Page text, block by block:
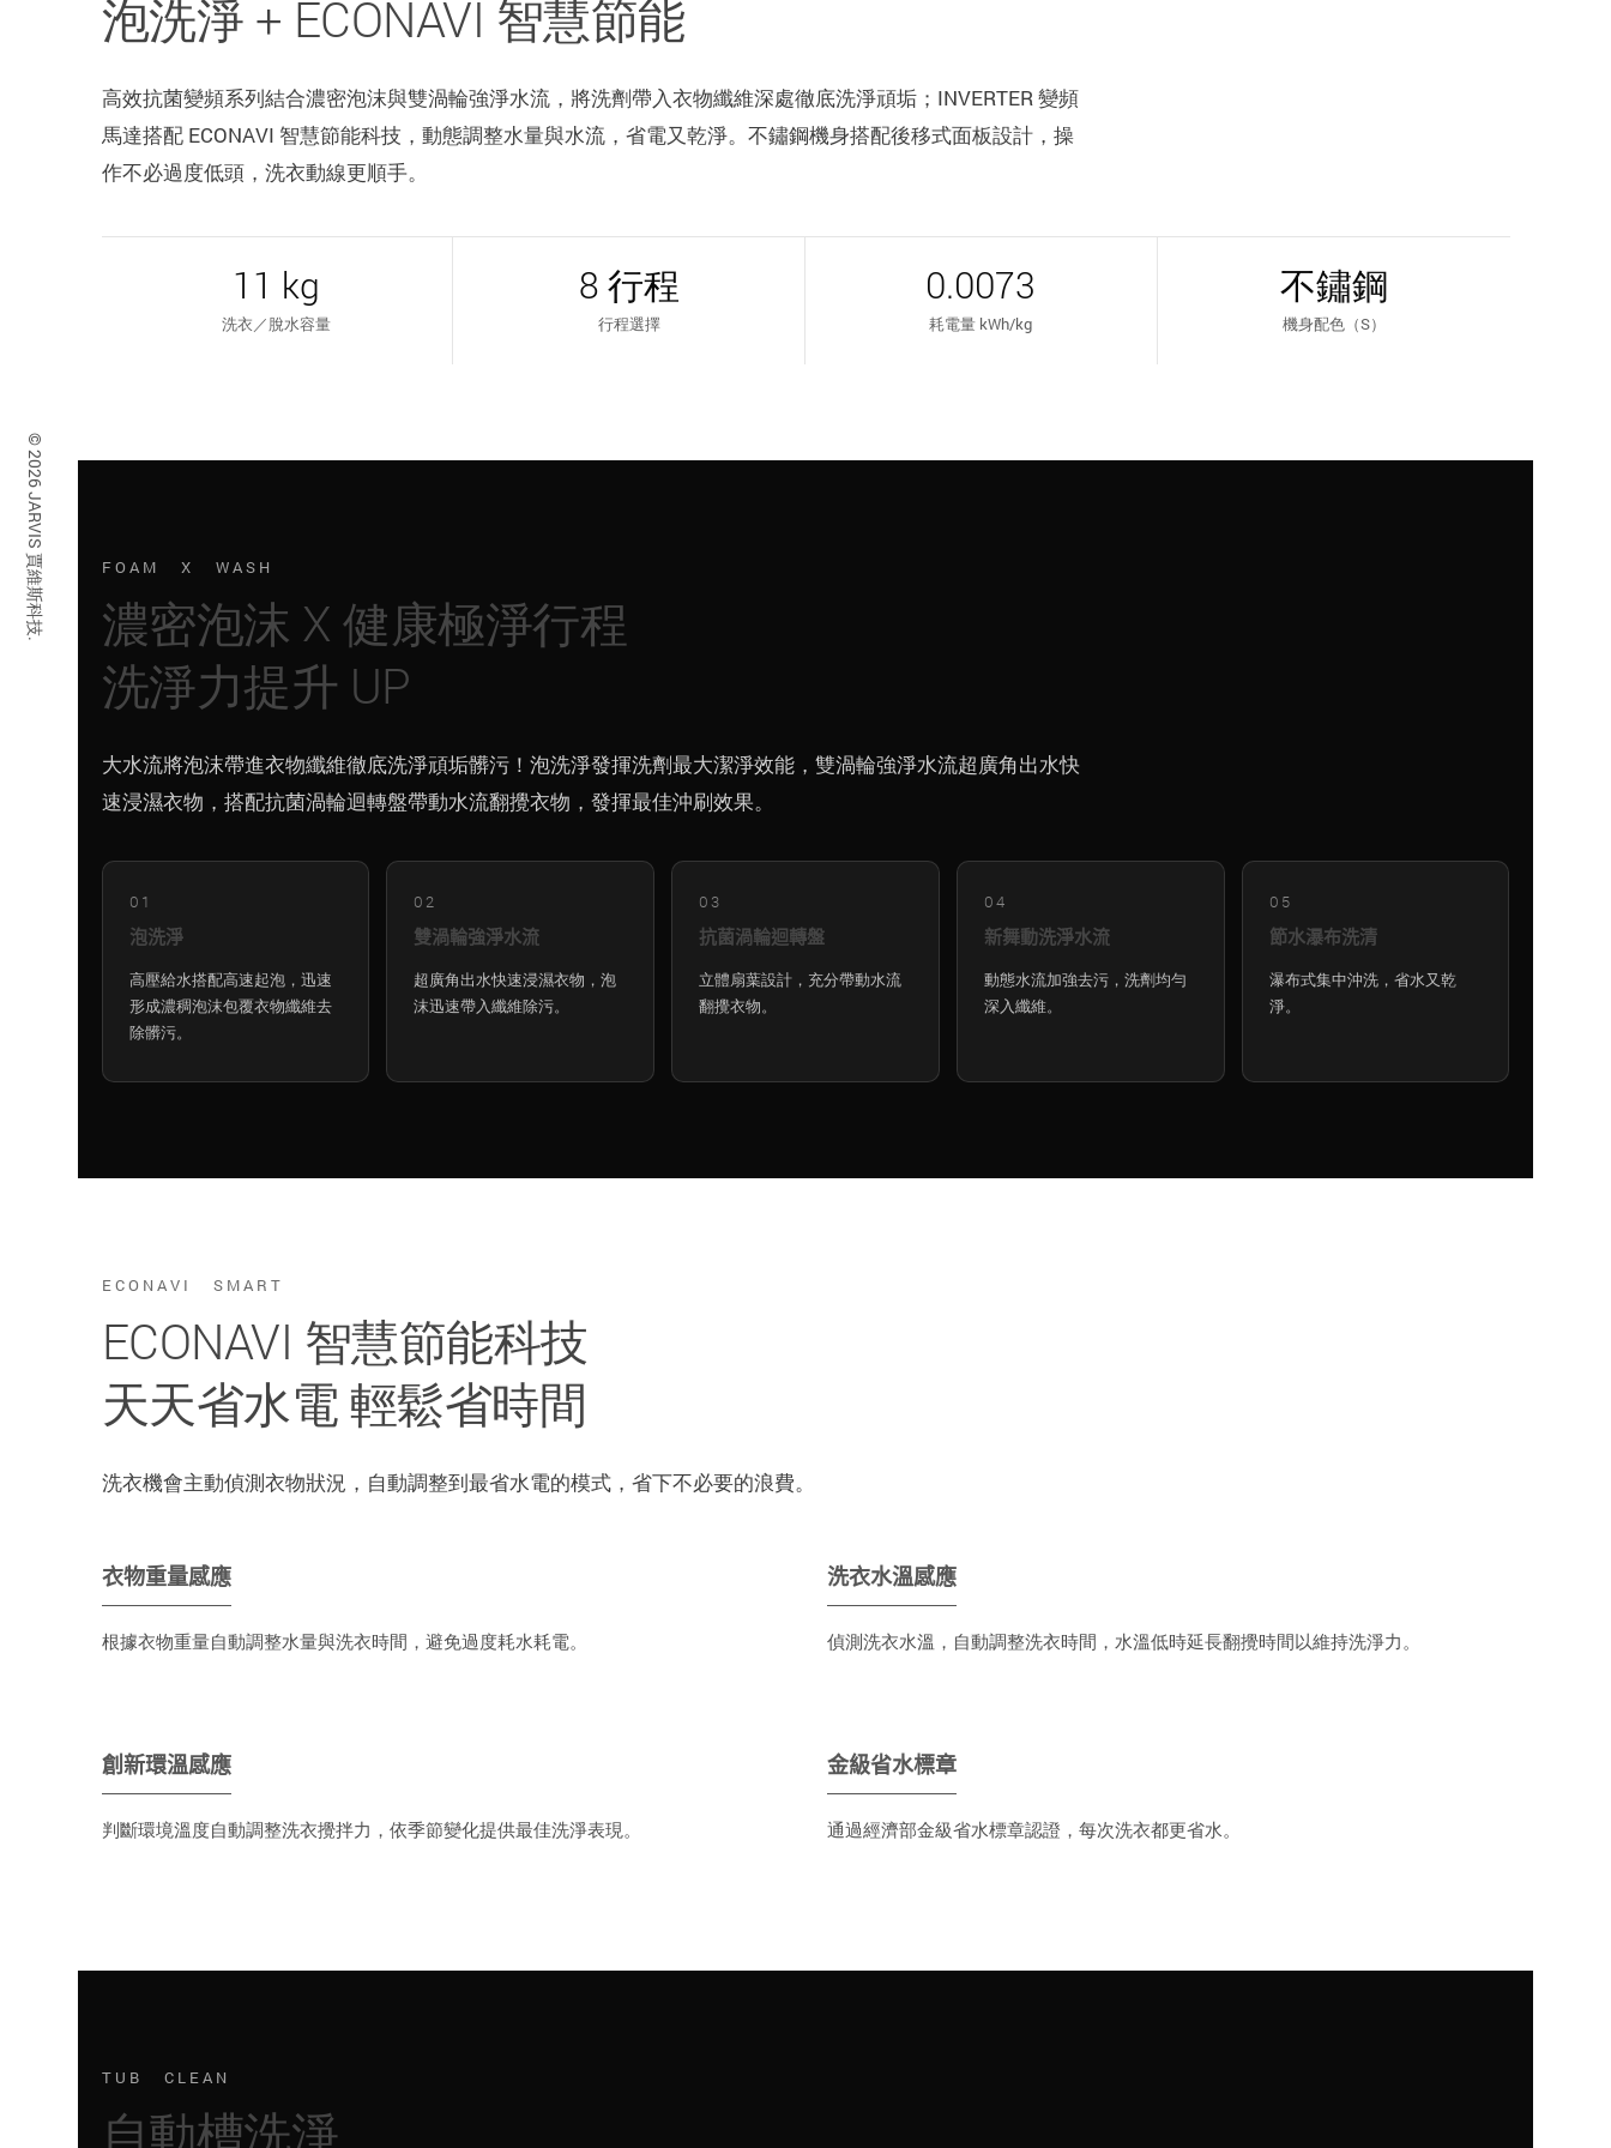
泡洗淨 + ECONAVI 智慧節能
高效抗菌變頻系列結合濃密泡沫與雙渦輪強淨水流，將洗劑帶入衣物纖維深處徹底洗淨頑垢；INVERTER 變頻
馬達搭配 ECONAVI 智慧節能科技，動態調整水量與水流，省電又乾淨。不鏽鋼機身搭配後移式面板設計，操
作不必過度低頭，洗衣動線更順手。
11 kg
洗衣／脫水容量
8 行程
行程選擇
0.0073
耗電量 kWh/kg
不鏽鋼
機身配色（S）
FOAM X WASH
濃密泡沫 X 健康極淨行程
洗淨力提升 UP
大水流將泡沫帶進衣物纖維徹底洗淨頑垢髒污！泡洗淨發揮洗劑最大潔淨效能，雙渦輪強淨水流超廣角出水快
速浸濕衣物，搭配抗菌渦輪迴轉盤帶動水流翻攪衣物，發揮最佳沖刷效果。
01
泡洗淨
高壓給水搭配高速起泡，迅速
形成濃稠泡沫包覆衣物纖維去
除髒污。
02
雙渦輪強淨水流
超廣角出水快速浸濕衣物，泡
沫迅速帶入纖維除污。
03
抗菌渦輪迴轉盤
立體扇葉設計，充分帶動水流
翻攪衣物。
04
新舞動洗淨水流
動態水流加強去污，洗劑均勻
深入纖維。
05
節水瀑布洗清
瀑布式集中沖洗，省水又乾
淨。
ECONAVI SMART
ECONAVI 智慧節能科技
天天省水電 輕鬆省時間
洗衣機會主動偵測衣物狀況，自動調整到最省水電的模式，省下不必要的浪費。
衣物重量感應
根據衣物重量自動調整水量與洗衣時間，避免過度耗水耗電。
洗衣水溫感應
偵測洗衣水溫，自動調整洗衣時間，水溫低時延長翻攪時間以維持洗淨力。
創新環溫感應
判斷環境溫度自動調整洗衣攪拌力，依季節變化提供最佳洗淨表現。
金級省水標章
通過經濟部金級省水標章認證，每次洗衣都更省水。
TUB CLEAN
自動槽洗淨
© 2026 JARVIS 賈維斯科技.